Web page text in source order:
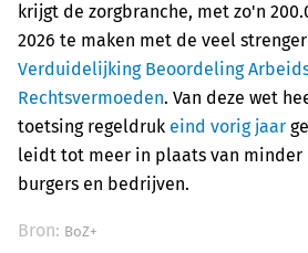
krijgt de zorgbranche, met zo'n
2026 te maken met de veel
Verduidelijking Beoordeling
Rechtsvermoeden. Van deze wet
toetsing regeldruk eind vorig jaar
leidt tot meer in plaats van minder
burgers en bedrijven.
Bron: BoZ+